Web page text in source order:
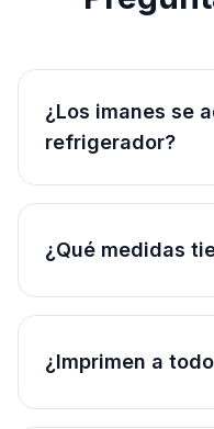
¿Los imanes se
refrigerador?
¿Qué medidas
¿Imprimen a